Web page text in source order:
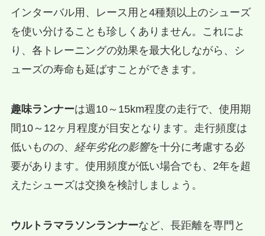
インターバル用、レース用と4種類以上のシューズ
を使い分けることも珍しくありません。これによ
り、各トレーニングの効果を最大化しながら、シ
ューズの寿命も延ばすことができます。
趣味ランナーは週10～15km程度の走行で、使用期
間10～12ヶ月程度が目安となります。走行頻度は
低いものの、 経年劣化の影響を十分に考慮する必
要があります。使用頻度が低い場合でも、2年を超
えたシューズは交換を検討しましょう。
ウルトラマラソンランナーなど、長距離を専門と